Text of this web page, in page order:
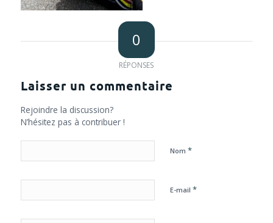
0
RÉPONSES
Laisser un commentaire
Rejoindre la discussion?
N’hésitez pas à contribuer !
Nom *
E-mail *